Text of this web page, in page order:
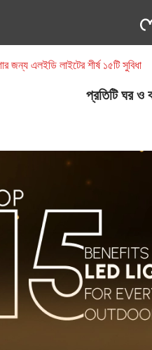
জন্য এলইডি লাইটের শীর্ষ ১৫টি সুবিধা
প্রতিটি ঘর ও